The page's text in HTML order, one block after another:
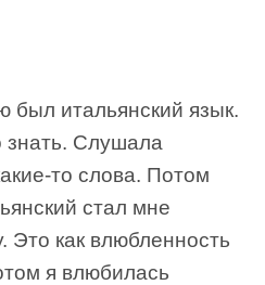
итальянский язык.
знать. Слушала
то слова. Потом
стал мне
Это как влюбленность
я влюбилась